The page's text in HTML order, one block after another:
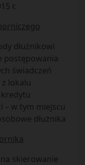
r.
dłużnikowi
postępowania
świadczeń
lokalu
– w tym miejscu
dłużnika
skierowanie